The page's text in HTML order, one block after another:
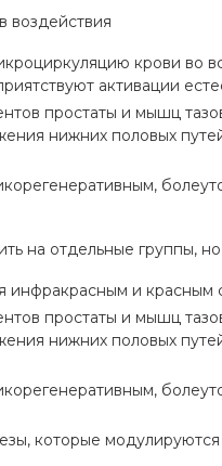
воздействия
крови во
активации
простаты и мышц
нижних половых
на отдельные группы,
инфракрасным и красным
простаты и мышц
нижних половых
которые